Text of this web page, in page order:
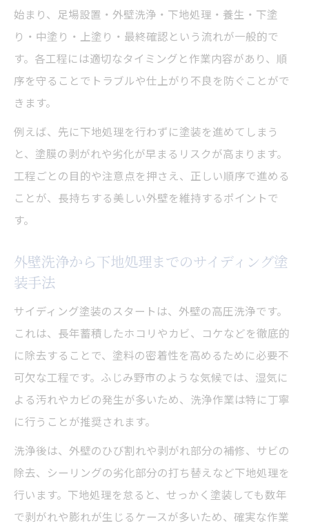
始まり、足場設置・外壁洗浄・下地処理・養生・下塗
り・中塗り・上塗り・最終確認という流れが一般的で
す。各工程には適切なタイミングと作業内容があり、順
序を守ることでトラブルや仕上がり不良を防ぐことがで
きます。
例えば、先に下地処理を行わずに塗装を進めてしまう
と、塗膜の剥がれや劣化が早まるリスクが高まります。
工程ごとの目的や注意点を押さえ、正しい順序で進める
ことが、長持ちする美しい外壁を維持するポイントで
す。
外壁洗浄から下地処理までのサイディング塗
装手法
サイディング塗装のスタートは、外壁の高圧洗浄です。
これは、長年蓄積したホコリやカビ、コケなどを徹底的
に除去することで、塗料の密着性を高めるために必要不
可欠な工程です。ふじみ野市のような気候では、湿気に
よる汚れやカビの発生が多いため、洗浄作業は特に丁寧
に行うことが推奨されます。
洗浄後は、外壁のひび割れや剥がれ部分の補修、サビの
除去、シーリングの劣化部分の打ち替えなど下地処理を
行います。下地処理を怠ると、せっかく塗装しても数年
で剥がれや膨れが生じるケースが多いため、確実な作業